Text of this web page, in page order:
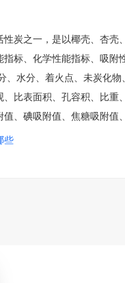
炭之一，是以椰壳、杏
标、化学性能指标、吸
、水分、着火点、未炭化
比表面积、孔容积、比重
、碘吸附值、焦糖吸附
些